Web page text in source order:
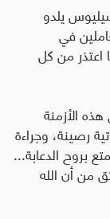
يلدو
في
من كل
هذه الأزمنة
رصينة، وجراءة
بروح الدعابة...
من أن الله